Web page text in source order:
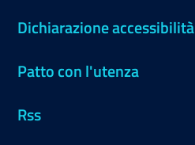
Dichiarazione accessibilità
Patto con l'utenza
Rss